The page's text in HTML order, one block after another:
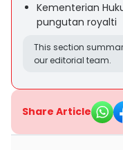
Kementerian
pungutan royalti
This section
our editorial team.
Share Article